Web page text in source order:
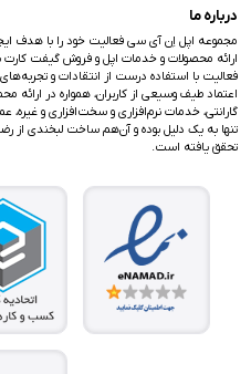
درباره ما
مجموعه اپل اِن آی سی فعالیت خود را با هدف
ارائه محصولات و خدمات اپل و فروش گیفت
فعالیت با استفاده درست از انتقادات و
اعتماد طیف وسیعی از کاربران، همواره در
گارانتی، خدمات نرم‌افزاری و سخت‌افزاری و
تنها به یک دلیل بوده و آن‌هم ساخت لبخندی از
تحقق یافته است.